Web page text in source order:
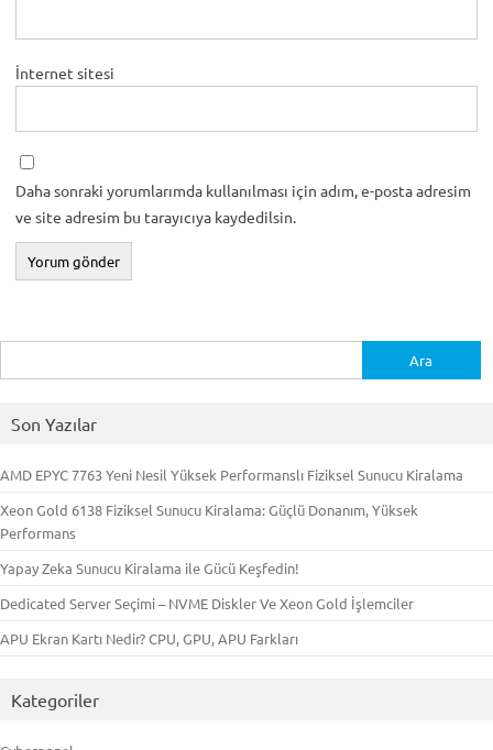
İnternet sitesi
Daha sonraki yorumlarımda kullanılması için adım, e-posta adresim
ve site adresim bu tarayıcıya kaydedilsin.
Son Yazılar
AMD EPYC 7763 Yeni Nesil Yüksek Performanslı Fiziksel Sunucu Kiralama
Xeon Gold 6138 Fiziksel Sunucu Kiralama: Güçlü Donanım, Yüksek
Performans
Yapay Zeka Sunucu Kiralama ile Gücü Keşfedin!
Dedicated Server Seçimi – NVME Diskler Ve Xeon Gold İşlemciler
APU Ekran Kartı Nedir? CPU, GPU, APU Farkları
Kategoriler